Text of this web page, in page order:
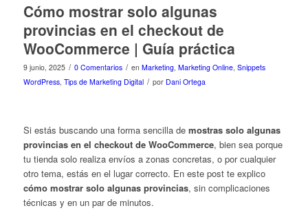
Cómo mostrar solo algunas
provincias en el checkout de
WooCommerce | Guía práctica
9 junio, 2025 / 0 Comentarios / en Marketing, Marketing Online, Snippets
WordPress, Tips de Marketing Digital / por Dani Ortega
Si estás buscando una forma sencilla de mostras solo algunas
provincias en el checkout de WooCommerce, bien sea porque
tu tienda solo realiza envíos a zonas concretas, o por cualquier
otro tema, estás en el lugar correcto. En este post te explico
cómo mostrar solo algunas provincias, sin complicaciones
técnicas y en un par de minutos.